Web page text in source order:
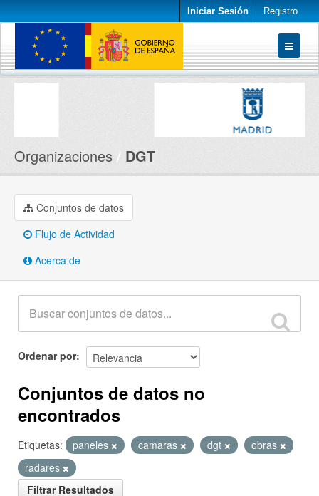
Iniciar Sesión Registro
Conjuntos de datos
Organizaciones DGT
Conjuntos de datos
Flujo de Actividad
Acerca de
Ordenar por
Conjuntos de datos no
encontrados
Etiquetas: paneles camaras dgt
obras
radares
Filtrar Resultados